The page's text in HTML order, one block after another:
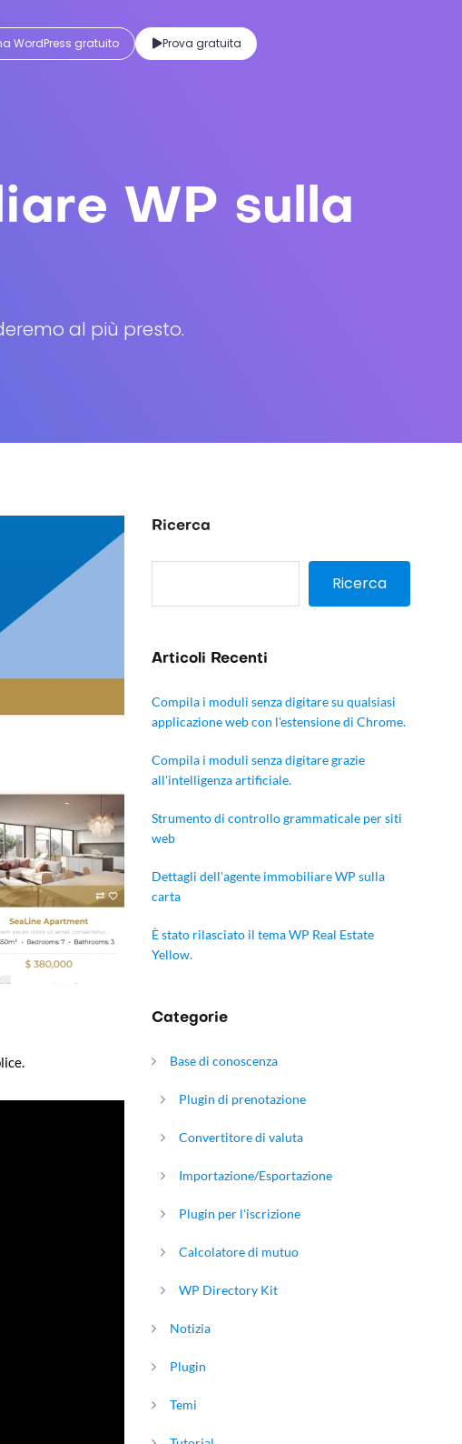
WordPress gratuito Prova gratuita
WP sulla
al più presto.
Ricerca
Ricerca
Articoli Recenti
Compila i moduli senza digitare su qualsiasi
applicazione web con l'estensione di Chrome.
Compila i moduli senza digitare grazie
all'intelligenza artificiale.
Strumento di controllo grammaticale per siti
web
Dettagli dell'agente immobiliare WP sulla
carta
È stato rilasciato il tema WP Real Estate
Yellow.
Categorie
Base di conoscenza
Plugin di prenotazione
Convertitore di valuta
Importazione/Esportazione
Plugin per l'iscrizione
Calcolatore di mutuo
WP Directory Kit
Notizia
Plugin
Temi